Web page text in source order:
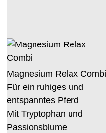
Magnesium Relax Combi
Für ein ruhiges und
entspanntes Pferd
Mit Tryptophan und
Passionsblume